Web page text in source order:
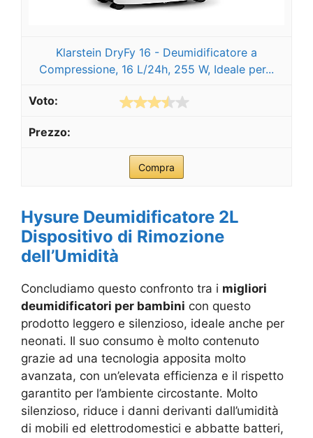
Klarstein DryFy 16 - Deumidificatore a
Compressione, 16 L/24h, 255 W, Ideale per...
Compra
Hysure Deumidificatore 2L
Dispositivo di Rimozione
dell’Umidità
Concludiamo questo confronto tra i migliori
deumidificatori per bambini con questo
prodotto leggero e silenzioso, ideale anche per
neonati. Il suo consumo è molto contenuto
grazie ad una tecnologia apposita molto
avanzata, con un’elevata efficienza e il rispetto
garantito per l’ambiente circostante. Molto
silenzioso, riduce i danni derivanti dall’umidità
di mobili ed elettrodomestici e abbatte batteri,